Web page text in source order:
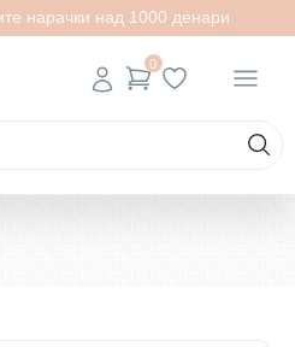
нарачки над 1000 денари
0